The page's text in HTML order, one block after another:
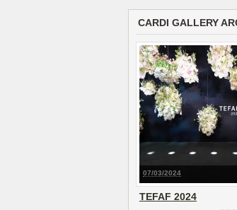
CARDI GALLERY
07/03/2024
TEFAF 2024